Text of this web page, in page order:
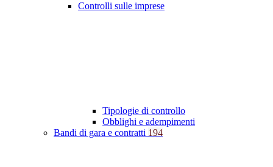
Controlli sulle imprese
Tipologie di controllo
Obblighi e adempimenti
Bandi di gara e contratti 194